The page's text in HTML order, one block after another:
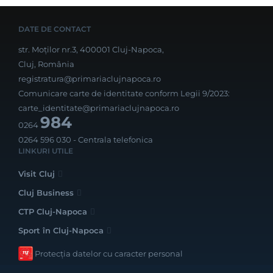
DATE DE CONTACT
str. Moților nr.3, 400001 Cluj-Napoca,
Cluj, România
registratura@primariaclujnapoca.ro
Comunicare carte de identitate conform Legii 9/2023:
carte_identitate@primariaclujnapoca.ro
0264984
0264 596 030 - Centrala telefonica
LINKURI UTILE
Visit Cluj
Cluj Business
CTP Cluj-Napoca
Sport în Cluj-Napoca
Protecția datelor cu caracter personal